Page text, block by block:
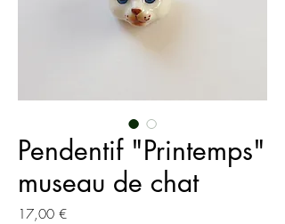
Pendentif "Printemps"
museau de chat
17,00 €Prix